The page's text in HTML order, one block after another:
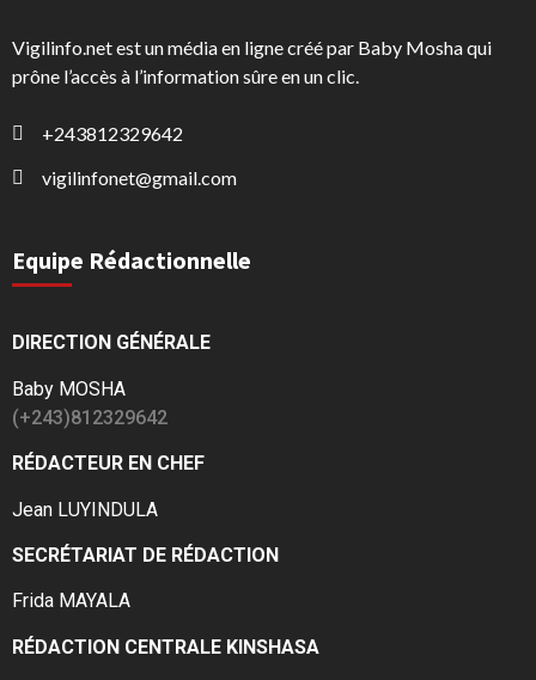
Vigilinfo.net est un média en ligne créé par Baby Mosha qui
prône l’accès à l’information sûre en un clic.
+243812329642
vigilinfonet@gmail.com
Equipe Rédactionnelle
DIRECTION GÉNÉRALE
Baby MOSHA
(+243)812329642
RÉDACTEUR EN CHEF
Jean LUYINDULA
SECRÉTARIAT DE RÉDACTION
Frida MAYALA
RÉDACTION CENTRALE KINSHASA